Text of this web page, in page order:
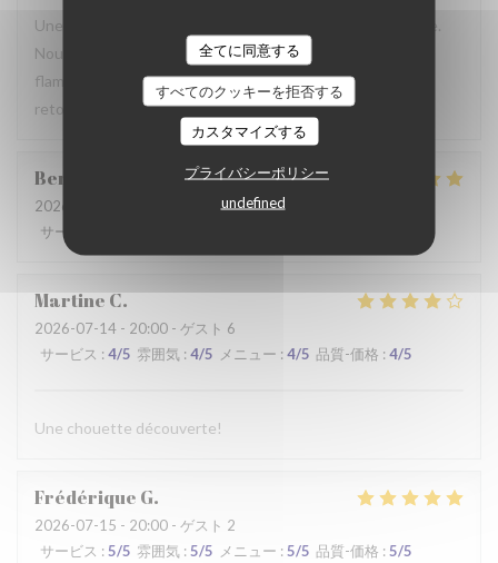
全てに同意する
すべてのクッキーを拒否する
カスタマイズする
プライバシーポリシー
undefined
Une table sympathique avec son atmosphère authentique.
Nous avons apprécié notre déjeuner (moule, carbonade,
flamiche au maroilles, etc) et le service. Pourquoi pas y
retourner lors d'un prochaine passage à Lilles.
Benjamin
2026-07-19
- 12:30 - ゲスト 2
サービス
MartineC
2026-07-14 - 20:00 - ゲスト 6
サービス : 4/5 雰囲気 : 4/5 メニュー : 4/5 品質-価格 : 4/5
Une chouette découverte!
Frédérique G
2026-07-15 - 20:00 - ゲスト 2
サービス :5/5 雰囲気 : 5/5 メニュー : 5/5 品質-価格 :5/5